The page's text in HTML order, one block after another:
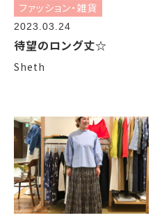
ファッション・雑貨
2023.03.24
待望のロング丈☆
Sheth